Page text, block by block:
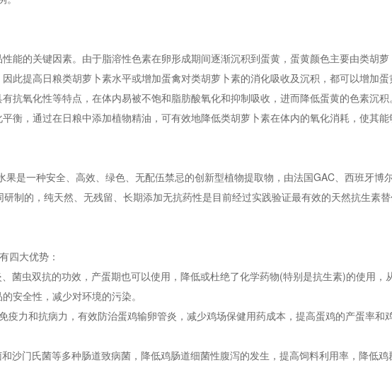
能的关键因素。由于脂溶性色素在卵形成期间逐渐沉积到蛋黄，蛋黄颜色主要由类胡萝
此提高日粮类胡萝卜素水平或增加蛋禽对类胡萝卜素的消化吸收及沉积，都可以增加蛋
抗氧化性等特点，在体内易被不饱和脂肪酸氧化和抑制吸收，进而降低蛋黄的色素沉积
衡，通过在日粮中添加植物精油，可有效地降低类胡萝卜素在体内的氧化消耗，使其能
是一种安全、高效、绿色、无配伍禁忌的创新型植物提取物，由法国GAC、西班牙博
制的，纯天然、无残留、长期添加无抗药性是目前经过实践验证最有效的天然抗生素
有四大优势：
菌虫双抗的功效，产蛋期也可以使用，降低或杜绝了化学药物(特别是抗生素)的使用，
安全性，减少对环境的污染。
力和抗病力，有效防治蛋鸡输卵管炎，减少鸡场保健用药成本，提高蛋鸡的产蛋率和
沙门氏菌等多种肠道致病菌，降低鸡肠道细菌性腹泻的发生，提高饲料利用率，降低鸡